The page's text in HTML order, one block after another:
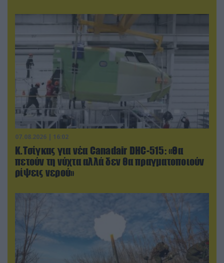
07.08.2026 | 16:02
Κ.Τσίγκας για νέα Canadair DHC-515: «Θα
πετούν τη νύχτα αλλά δεν θα πραγματοποιούν
ρίψεις νερού»